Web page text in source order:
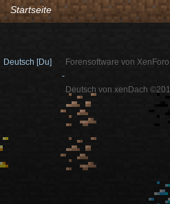
Startseite
Deutsch [Du]
Forensoftware von
-
Deutsch von xenDach